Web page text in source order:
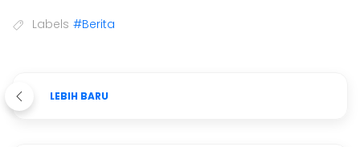
Labels #Berita
LEBIH BARU